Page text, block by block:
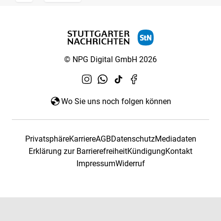
© NPG Digital GmbH 2026
Wo Sie uns noch folgen können
PrivatsphäreKarriereAGBDatenschutzMediadaten
Erklärung zur BarrierefreiheitKündigungKontakt
ImpressumWiderruf